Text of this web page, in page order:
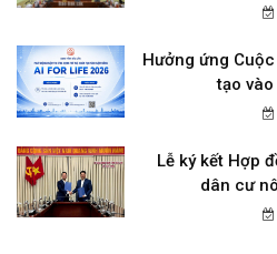
Hưởng ứng
tạo
Lễ ký kết Hợp
dân cư